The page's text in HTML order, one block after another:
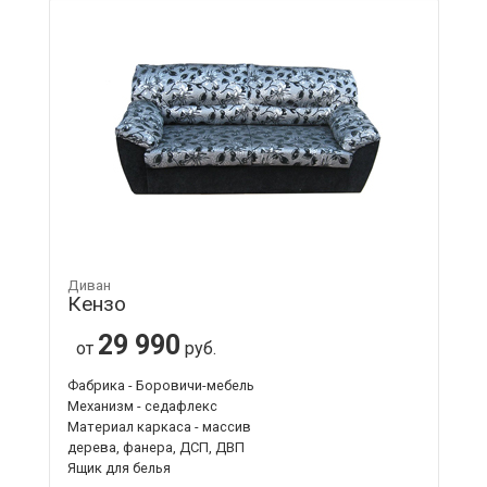
Диван
Кензо
от 29 990 руб.
Фабрика - Боровичи-мебель
Механизм - седафлекс
Материал каркаса - массив
дерева, фанера, ДСП, ДВП
Ящик для белья